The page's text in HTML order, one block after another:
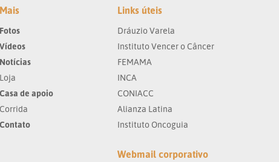
Mais
Fotos
Vídeos
Notícias
Loja
Casa de apoio
Corrida
Contato
Links úteis
Dráuzio Varela
Instituto Vencer o Câncer
FEMAMA
INCA
CONIACC
Alianza Latina
Instituto Oncoguia
Webmail corporativo